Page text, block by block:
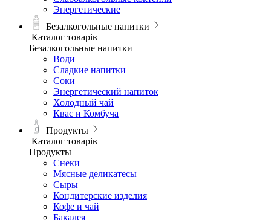
Энергетические
Безалкогольные напитки
Каталог товарів
Безалкогольные напитки
Води
Сладкие напитки
Соки
Энергетический напиток
Холодный чай
Квас и Комбуча
Продукты
Каталог товарів
Продукты
Снеки
Мясные деликатесы
Сыры
Кондитерские изделия
Кофе и чай
Бакалея